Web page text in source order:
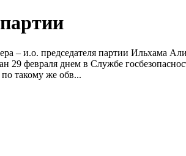
– и.о. председателя партии Ильхама
февраля днем в Службе
такому же обв...